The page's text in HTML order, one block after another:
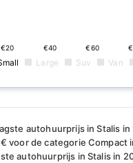
€20 €40 €60
Large Suv Van
autohuurprijs in Stalis
voor de categorie Compact
autohuurprijs in Stalis in